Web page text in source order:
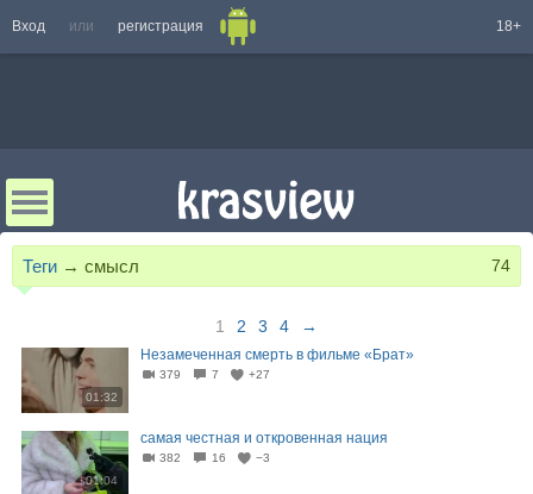
Вход или регистрация 18+
Теги → смысл 74
1 2 3 4 →
01:32
Незамеченная смерть в фильме «Брат»
379 7 +27
01:04
самая честная и откровенная нация
382 16 −3